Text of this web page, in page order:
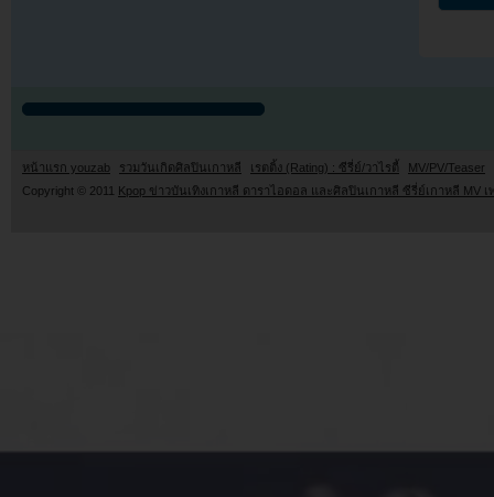
หน้าแรก youzab รวมวันเกิดศิลปินเกาหลี เรตติ้ง (Rating) : ซีรี่ย์/วาไรตี้
MV/PV/Teaser
Copyright © 2011 Kpop ข่าวบันเทิงเกาหลี ดาราไอดอล และศิลปินเกาหลี ซีรี่ย์เกาหลี MV